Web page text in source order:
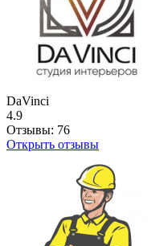
DaVinci
4.9
Отзывы: 76
Открыть отзывы